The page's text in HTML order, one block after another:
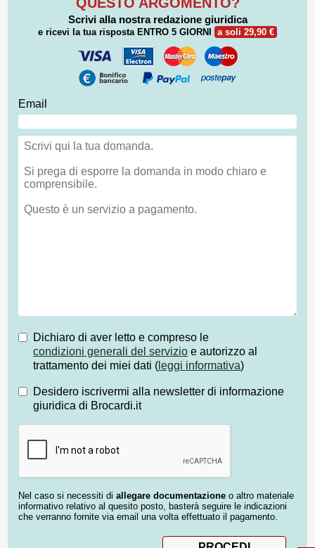
Scrivi alla nostra redazione giuridica
e ricevi la tua risposta ENTRO 5 GIORNI a soli 29,90 €
Email
Dichiaro di aver letto e compreso le
condizioni generali del servizio e autorizzo al
trattamento dei miei dati ( leggi informativa)
Desidero iscrivermi alla newsletter di informazione
giuridica di Brocardi.it
Nel caso si necessiti di allegare documentazione o altro materiale
informativo relativo al quesito posto, basterà seguire le indicazioni
che verranno fornite via email una volta effettuato il pagamento.